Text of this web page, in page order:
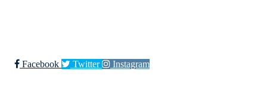
Facebook Twitter Instagram